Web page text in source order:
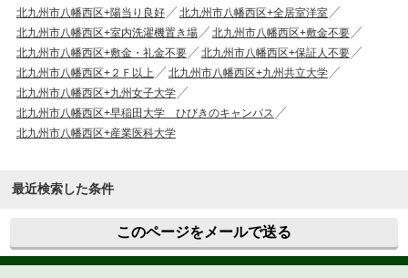
北九州市八幡西区+陽当り良好
北九州市八幡西区+全居室洋室
北九州市八幡西区+室内洗濯機置き場
北九州市八幡西区+敷金不要
北九州市八幡西区+敷金・礼金不要
北九州市八幡西区+保証人不要
北九州市八幡西区+２Ｆ以上
北九州市八幡西区+九州共立大学
北九州市八幡西区+九州女子大学
北九州市八幡西区+早稲田大学 ひびきのキャンパス
北九州市八幡西区+産業医科大学
最近検索した条件
このページをメールで送る